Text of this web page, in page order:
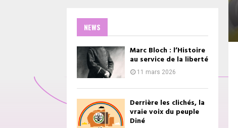
NEWS
Marc Bloch : l’Histoire
au service de la liberté
11 mars 2026
Derrière les clichés, la
vraie voix du peuple
Diné